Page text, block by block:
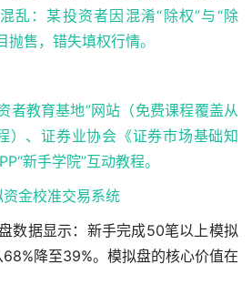
乱：某投资者因混淆“除权”与“除
售，错失填权行情。
者教育基地”网站（免费课程覆盖从
）、证券业协会《证券市场基础知
新手学院”互动教程。
金校准交易系统
数据显示：新手完成50笔以上模拟
降至39%。模拟盘的核心价值在